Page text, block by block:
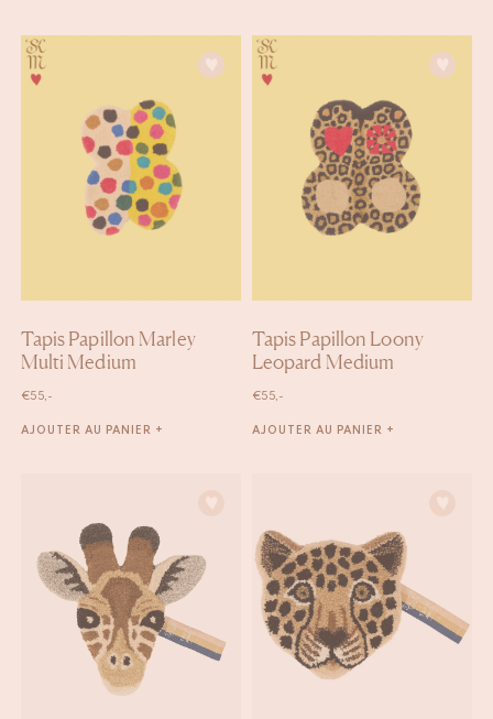
Tapis Papillon Marley
Multi Medium
€55,-
AJOUTER AU PANIER +
Tapis Papillon Loony
Leopard Medium
€55,-
AJOUTER AU PANIER +